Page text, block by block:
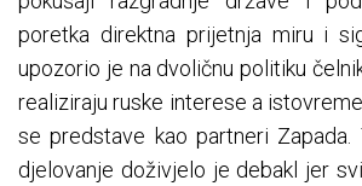
poretka direktna prijetnja miru i
upozorio je na dvoličnu politiku
realiziraju ruske interese a
se predstave kao partneri Zapada.
djelovanje doživjelo je debakl jer